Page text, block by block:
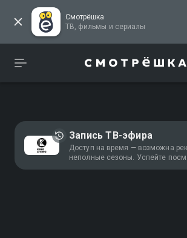
Смотрёшка
ТВ, фильмы и сериалы
Запись ТВ-эфира
Доступ на время — возможна
неполные сезоны. Успейте